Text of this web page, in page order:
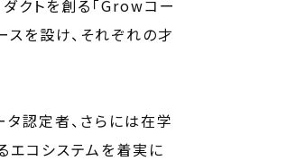
クトを創る「Growコー
スを設け、それぞれの才
認定者、さらには在学
エコシステムを着実に